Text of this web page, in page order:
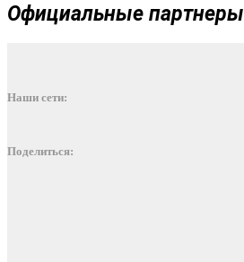
Официальные партнеры
Наши сети:
Поделиться: